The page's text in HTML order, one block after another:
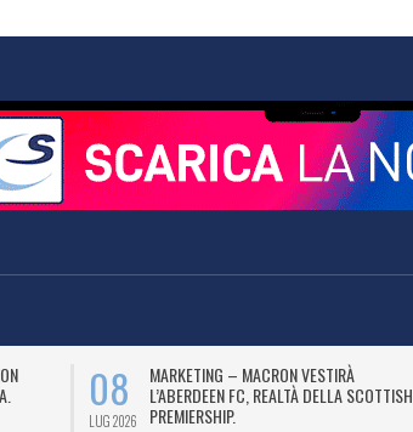
08
LUG 2026
MARKETING – MACRON VESTIRÀ
L’ABERDEEN FC, REALTÀ DELLA SCOTTISH
PREMIERSHIP.